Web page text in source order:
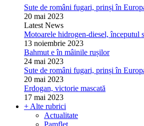
Sute de români fugari, prinși în
20 mai 2023
Latest News
Motoarele hidrogen-diesel, începutul
13 noiembrie 2023
Bahmut e în mâinile rușilor
24 mai 2023
Sute de români fugari, prinși în
20 mai 2023
Erdogan, victorie mascată
17 mai 2023
+ Alte rubrici
Actualitate
Pamflet